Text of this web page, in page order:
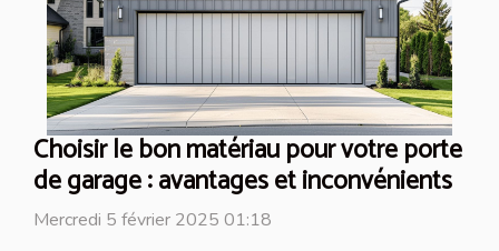
Choisir le bon matériau pour votre porte
de garage : avantages et inconvénients
Mercredi 5 février 2025 01:18